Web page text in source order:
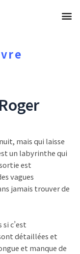
メ
mais qui laisse
un labyrinthe qui
est
vagues
jamais trouver de
c’est
détaillées et
et manque de